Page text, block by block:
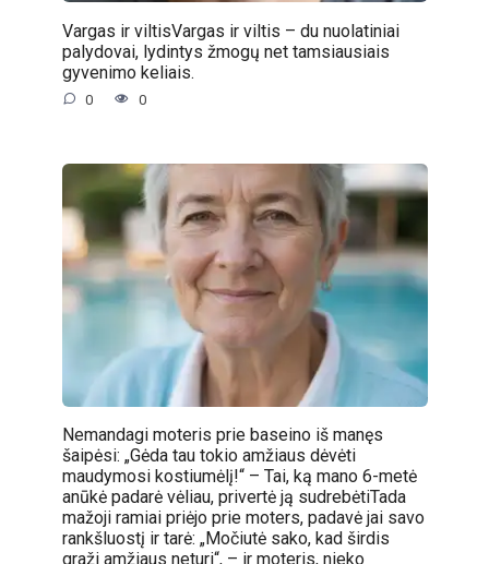
Vargas ir viltisVargas ir viltis – du nuolatiniai
palydovai, lydintys žmogų net tamsiausiais
gyvenimo keliais.
0 0
Nemandagi moteris prie baseino iš manęs
šaipėsi: „Gėda tau tokio amžiaus dėvėti
maudymosi kostiumėlį!“ – Tai, ką mano 6-metė
anūkė padarė vėliau, privertė ją sudrebėtiTada
mažoji ramiai priėjo prie moters, padavė jai savo
rankšluostį ir tarė: „Močiutė sako, kad širdis
graži amžiaus neturi“, – ir moteris, nieko